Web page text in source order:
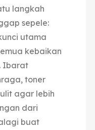
langkah
sepele:
utama
kebaikan
Ibarat
toner
agar lebih
dari
buat